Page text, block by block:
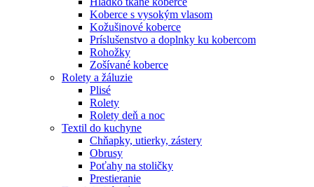
Koberce s vysokým vlasom
Kožušinové koberce
Príslušenstvo a doplnky ku kobercom
Rohožky
Zošívané koberce
Rolety a žáluzie
Plisé
Rolety
Rolety deň a noc
Textil do kuchyne
Chňapky, utierky, zástery
Obrusy
Poťahy na stoličky
Prestieranie